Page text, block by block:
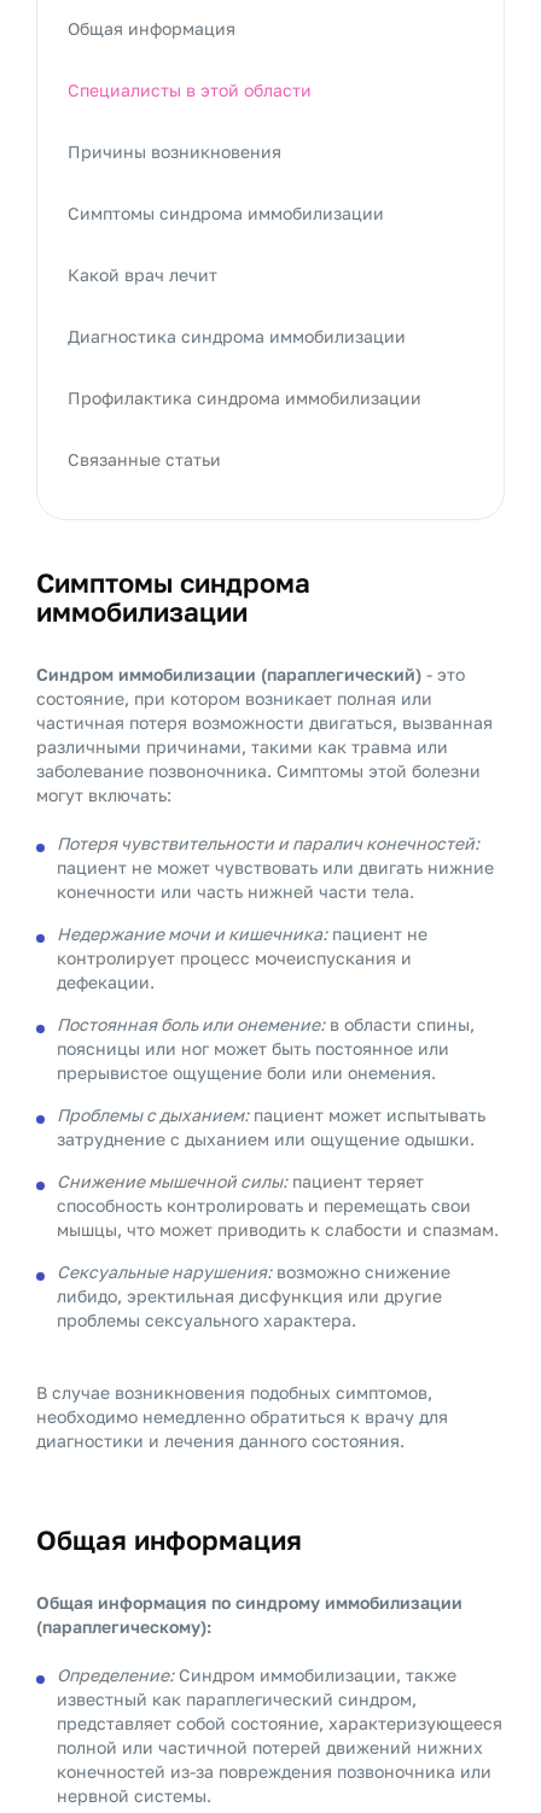
Симптомы синдрома
иммобилизации
Синдром иммобилизации (параплегический) - это
состояние, при котором возникает полная или
частичная потеря возможности двигаться, вызванная
различными причинами, такими как травма или
заболевание позвоночника. Симптомы этой болезни
могут включать:
Потеря чувствительности и паралич конечностей:
пациент не может чувствовать или двигать нижние
конечности или часть нижней части тела.
Недержание мочи и кишечника:пациент не
контролирует процесс мочеиспускания и
дефекации.
Постоянная боль или онемение:в области спины,
поясницы или ног может быть постоянное или
прерывистое ощущение боли или онемения.
Проблемы с дыханием:пациент может испытывать
затруднение с дыханием или ощущение одышки.
Снижение мышечной силы:пациент теряет
способность контролировать и перемещать свои
мышцы, что может приводить к слабости и спазмам.
Сексуальные нарушения:возможно снижение
либидо, эректильная дисфункция или другие
проблемы сексуального характера.
В случае возникновения подобных симптомов,
необходимо немедленно обратиться к врачу для
диагностики и лечения данного состояния.
Общая информация
Общая информация по синдрому иммобилизации
(параплегическому):
Определение:Синдром иммобилизации, также
известный как параплегический синдром,
представляет собой состояние, характеризующееся
полной или частичной потерей движений нижних
конечностей из-за повреждения позвоночника или
нервной системы.
Общая информация
Специалисты в этой области
Причины возникновения
Симптомы синдрома иммобилизации
Какой врач лечит
Диагностика синдрома иммобилизации
Профилактика синдрома иммобилизации
Связанные статьи